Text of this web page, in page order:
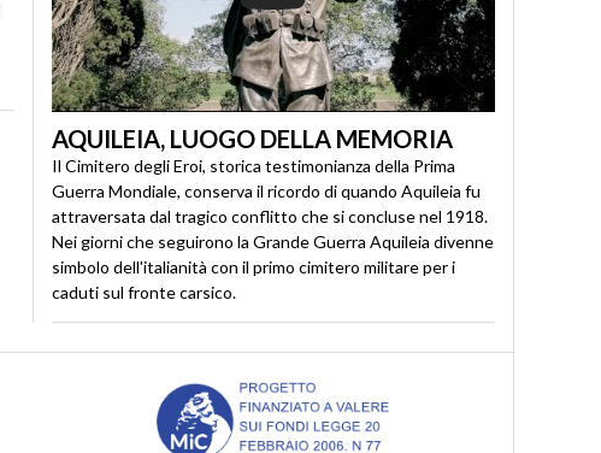
AQUILEIA, LUOGO DELLA MEMORIA
Il Cimitero degli Eroi, storica testimonianza della Prima
Guerra Mondiale, conserva il ricordo di quando Aquileia fu
attraversata dal tragico conflitto che si concluse nel 1918.
Nei giorni che seguirono la Grande Guerra Aquileia divenne
simbolo dell'italianità con il primo cimitero militare per i
caduti sul fronte carsico.